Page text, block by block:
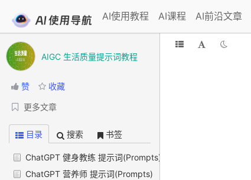
AI使用教程 AI课程 AI前沿文章
AIGC 生活质量提示词教程
赞 收藏
更多文章
目录 搜索 书签
ChatGPT 健身教练 提示词(Prompts)
ChatGPT 营养师 提示词(Prompts)